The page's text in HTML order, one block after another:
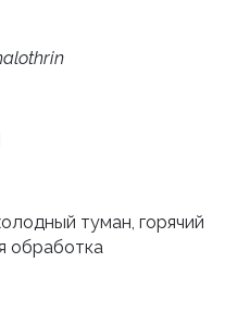
туман, горячий
обработка